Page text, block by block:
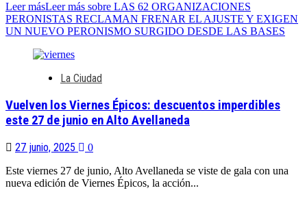
Leer másLeer más sobre LAS 62 ORGANIZACIONES
PERONISTAS RECLAMAN FRENAR EL AJUSTE Y EXIGEN
UN NUEVO PERONISMO SURGIDO DESDE LAS BASES
La Ciudad
Vuelven los Viernes Épicos: descuentos imperdibles
este 27 de junio en Alto Avellaneda
27 junio, 2025
0
Este viernes 27 de junio, Alto Avellaneda se viste de gala con una
nueva edición de Viernes Épicos, la acción...